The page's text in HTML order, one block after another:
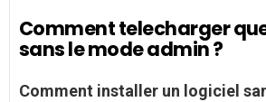
Comment telecharger
sans le mode admin ?
Comment installer un logiciel